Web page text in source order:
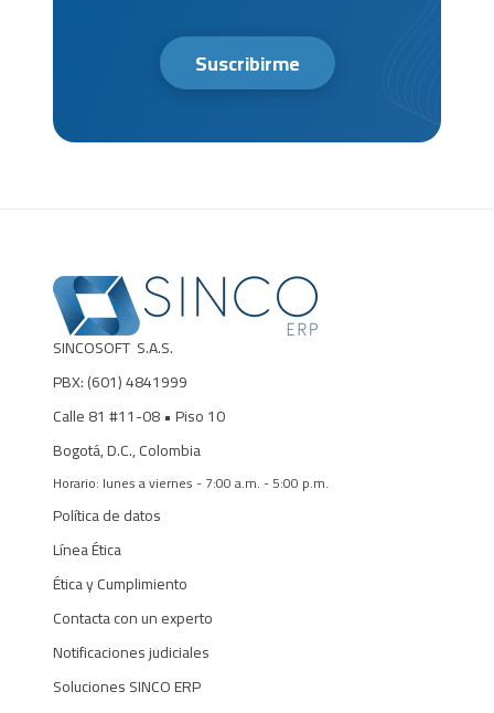
SINCOSOFT S.A.S.
PBX: (601)4841999
Calle 81 #11-08• Piso 10
Bogotá, D.C., Colombia
Horario: lunes a viernes - 7:00 a.m. - 5:00 p.m.
Política de datos
Línea Ética
Ética y Cumplimiento
Contacta con un experto
Notificaciones judiciales
Soluciones SINCO ERP